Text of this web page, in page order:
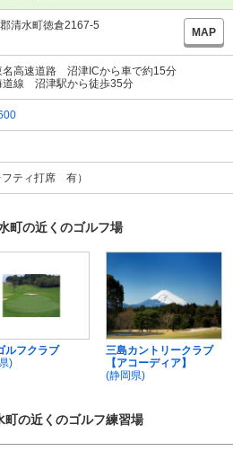
清水町徳倉2167-5
MAP
名高速道路 沼津ICから車で約15分
道線 沼津駅から徒歩35分
ティ打席 有）
町の近くのゴルフ場
ルフクラブ
)
三島カントリークラブ
【アコーディア】
(静岡県)
の近くのゴルフ練習場